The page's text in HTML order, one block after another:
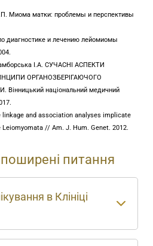
Миома матки: проблемы и перспективы
диагностике и лечению лейомиомы
І.А. СУЧАСНІ АСПЕКТИ
ОРГАНОЗБЕРІГАЮЧОГО
національний медичний
linkage and association analyses implicate
// Am. J. Hum. Genet. 2012.
поширені питання
в Клініці